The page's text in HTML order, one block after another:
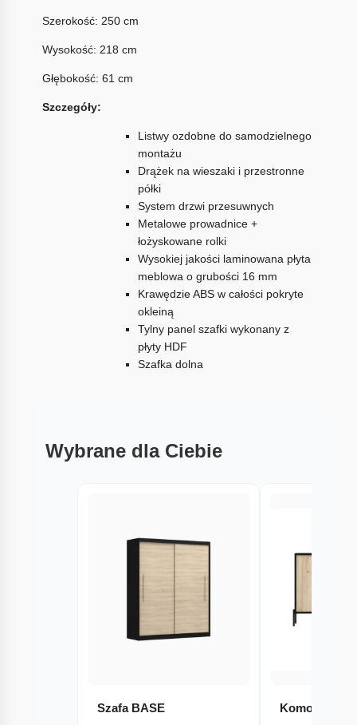
Szerokość: 250 cm
Wysokość: 218 cm
Głębokość: 61 cm
Szczegóły:
Listwy ozdobne do samodzielnego
montażu
Drążek na wieszaki i przestronne
półki
System drzwi przesuwnych
Metalowe prowadnice +
łożyskowane rolki
Wysokiej jakości laminowana płyta
meblowa o grubości 16 mm
Krawędzie ABS w całości pokryte
okleiną
Tylny panel szafki wykonany z
płyty HDF
Szafka dolna
Wybrane dla Ciebie
Szafa BASE Komoda